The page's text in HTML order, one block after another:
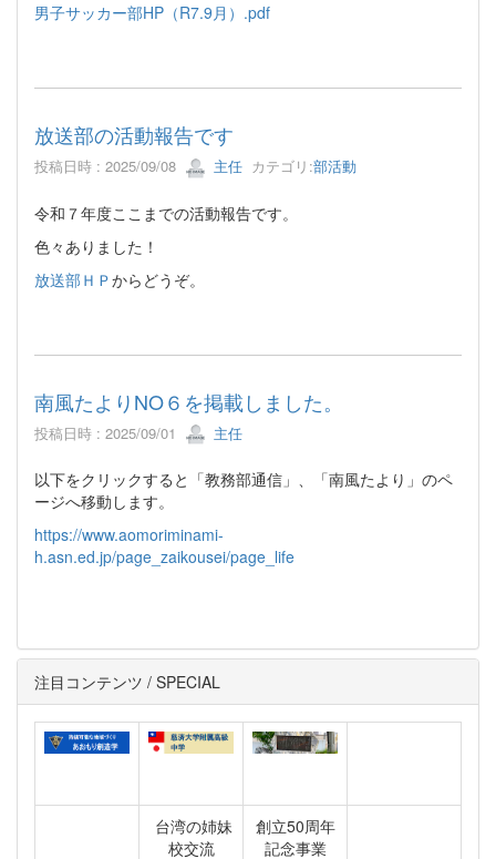
男子サッカー部HP（R7.9月）.pdf
放送部の活動報告です
投稿日時 : 2025/09/08 主任 カテゴリ:部活動
令和７年度ここまでの活動報告です。
色々ありました！
放送部ＨＰからどうぞ。
南風たよりNO６を掲載しました。
投稿日時 : 2025/09/01 主任
以下をクリックすると「教務部通信」、「南風たより」のペ
ージへ移動します。
https://www.aomoriminami-
h.asn.ed.jp/page_zaikousei/page_life
注目コンテンツ / SPECIAL
台湾の姉妹
校交流
創立50周年
記念事業